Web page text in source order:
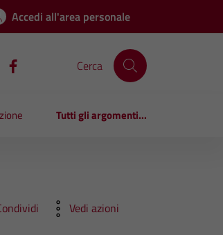
Accedi all'area personale
Cerca
Tutti gli argomenti...
Vedi azioni